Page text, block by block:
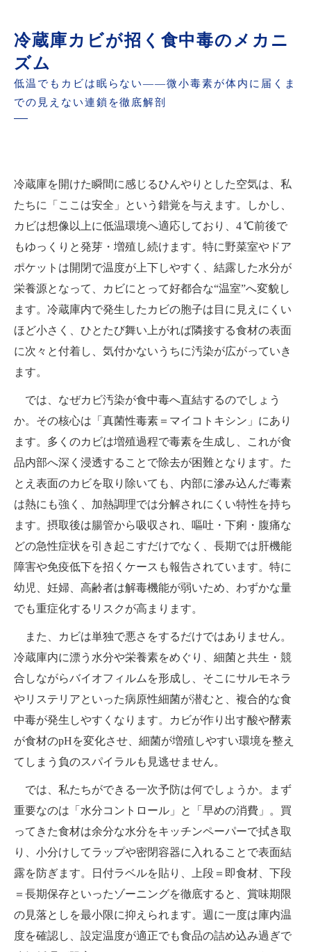
基準
まとめ：家族を守る夏の食品衛生マニュアル
冷蔵庫カビが招く食中毒のメカニ
ズム
低温でもカビは眠らない――微小毒素が体内に届くま
での見えない連鎖を徹底解剖
冷蔵庫を開けた瞬間に感じるひんやりとした空気は、私
たちに「ここは安全」という錯覚を与えます。しかし、
カビは想像以上に低温環境へ適応しており、4 ℃前後で
もゆっくりと発芽・増殖し続けます。特に野菜室やドア
ポケットは開閉で温度が上下しやすく、結露した水分が
栄養源となって、カビにとって好都合な“温室”へ変貌し
ます。冷蔵庫内で発生したカビの胞子は目に見えにくい
ほど小さく、ひとたび舞い上がれば隣接する食材の表面
に次々と付着し、気付かないうちに汚染が広がっていき
ます。
では、なぜカビ汚染が食中毒へ直結するのでしょう
か。その核心は「真菌性毒素＝マイコトキシン」にあり
ます。多くのカビは増殖過程で毒素を生成し、これが食
品内部へ深く浸透することで除去が困難となります。た
とえ表面のカビを取り除いても、内部に滲み込んだ毒素
は熱にも強く、加熱調理では分解されにくい特性を持ち
ます。摂取後は腸管から吸収され、嘔吐・下痢・腹痛な
どの急性症状を引き起こすだけでなく、長期では肝機能
障害や免疫低下を招くケースも報告されています。特に
幼児、妊婦、高齢者は解毒機能が弱いため、わずかな量
でも重症化するリスクが高まります。
また、カビは単独で悪さをするだけではありません。
冷蔵庫内に漂う水分や栄養素をめぐり、細菌と共生・競
合しながらバイオフィルムを形成し、そこにサルモネラ
やリステリアといった病原性細菌が潜むと、複合的な食
中毒が発生しやすくなります。カビが作り出す酸や酵素
が食材のpHを変化させ、細菌が増殖しやすい環境を整え
てしまう負のスパイラルも見逃せません。
では、私たちができる一次予防は何でしょうか。まず
重要なのは「水分コントロール」と「早めの消費」。買
ってきた食材は余分な水分をキッチンペーパーで拭き取
り、小分けしてラップや密閉容器に入れることで表面結
露を防ぎます。日付ラベルを貼り、上段＝即食材、下段
＝長期保存といったゾーニングを徹底すると、賞味期限
の見落としを最小限に抑えられます。週に一度は庫内温
度を確認し、設定温度が適正でも食品の詰め込み過ぎで